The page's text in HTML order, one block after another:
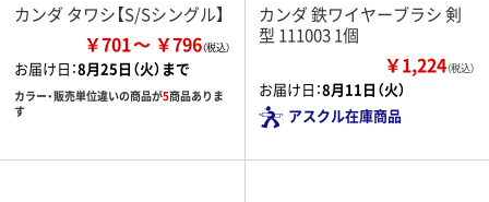
カンダ タワシ【S/Sシングル】
￥701 ￥796
お届け日：8月25日（火）まで
カラー・販売単位違いの商品が5商品ありま
す
カンダ 鉄ワイヤーブラシ 剣
型 111003 1個
￥1,224（税込）
お届け日：8月11日（火）
アスクル在庫商品